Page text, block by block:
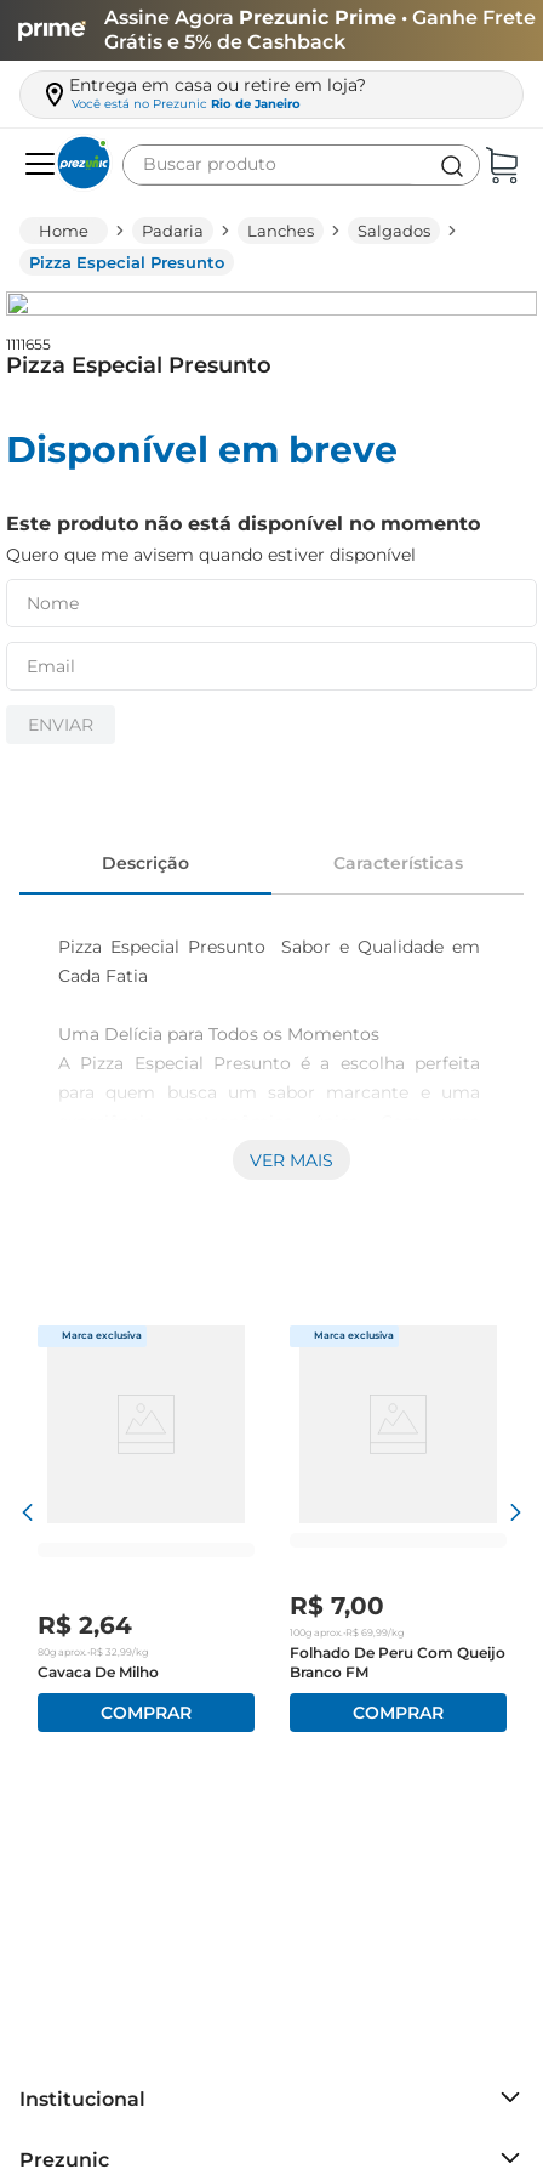
Assine Agora Prezunic Prime • Ganhe Frete
Grátis e 5% de Cashback
Entrega em casa ou retire em loja?
Você está no Prezunic Rio de Janeiro
Buscar produto
Padaria Lanches
Salgados
Pizza Especial Presunto
1111655
Pizza Especial Presunto
Disponível em breve
Este produto não está disponível no momento
Quero que me avisem quando estiver disponível
ENVIAR
Descrição Características
Pizza Especial Presunto  Sabor e Qualidade em
Cada Fatia
Uma Delícia para Todos os Momentos
A Pizza Especial Presunto é a escolha perfeita
para quem busca um sabor marcante e uma
combinação equilibrada de ingredientesfrescos e
Ingredientes Selecionados
Elaborada com uma massa leve e crocante, a
generoso layer de presunto de qualidade, que
verdadeira explosão de sabor.
Versatilidade de Uso
Esta pizza é perfeita para ser servida em diversas
situações. Você pode aquecêla no forno
números de pessoas. Com uma apresentação
destaca como uma opção de qualidade no
VER MAIS
R$ 2,64
80gaprox. •R$ 32,99/kg
Cavaca De Milho
R$ 7,00
100gaprox. •R$ 69,99/kg
Folhado De Peru Com Queijo
Branco FM
Institucional
Prezunic
leite
queijo
azeite
papel higiênico
cerveja